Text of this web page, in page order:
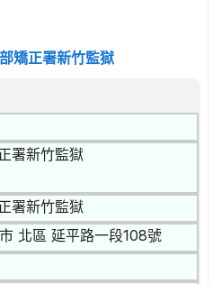
矯正署新竹監獄
署新竹監獄
署新竹監獄
北區 延平路一段108號